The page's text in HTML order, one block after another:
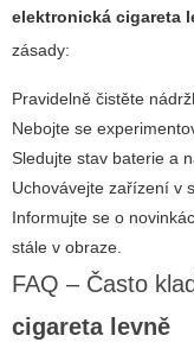
elektronická cigareta
zásady:
Pravidelně čistěte
Nebojte se
Sledujte stav baterie a
Uchovávejte zařízení v
Informujte se o
stále v obraze.
FAQ – Často
cigareta levně